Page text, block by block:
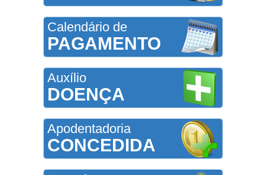
Calendário de
PAGAMENTO
Auxílio
DOENÇA
Apodentadoria
CONCEDIDA